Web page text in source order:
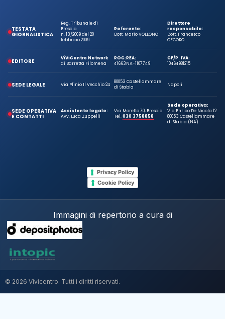
TESTATA
GIORNALISTICA
Reg. Tribunale di
Brescia
n. 13/2009 del 20
febbraio 2009
Referente:
Dott. Mario VOLLONO
Direttore
responsabile:
Dott. Francesco
CECORO
EDITORE
ViViCentro Network
di Barretta Filomena
ROC:
41663
REA:
NA-1107749
CF/P. IVA:
10464981215
SEDE LEGALE Via Plinio Il Vecchio 24
80053 Castellammare
di Stabia
Napoli
SEDE OPERATIVA
E CONTATTI
Assistente legale:
Avv. Luca Zuppelli
Via Moretto 70, Brescia
Tel.030 3758858
Sede operativa:
Via Enrico De Nicola 12
80053 Castellammare
di Stabia (NA)
Privacy Policy
Cookie Policy
Immagini di repertorio a cura di
© 2026 Vivicentro. Tutti i diritti riservati.